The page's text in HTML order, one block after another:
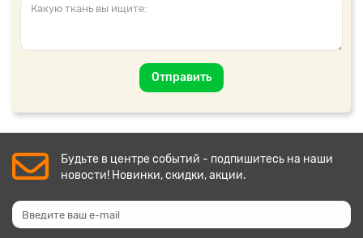
Отправить
Будьте в центре событий - подпишитесь на наши
новости! Новинки, скидки, акции.